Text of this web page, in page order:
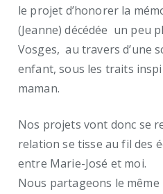
le projet d’honorer la
(Jeanne) décédée un peu
Vosges, au travers d’une
enfant, sous les traits
maman.
Nos projets vont donc se
relation se tisse au fil des
entre Marie-José et moi.
Nous partageons le même